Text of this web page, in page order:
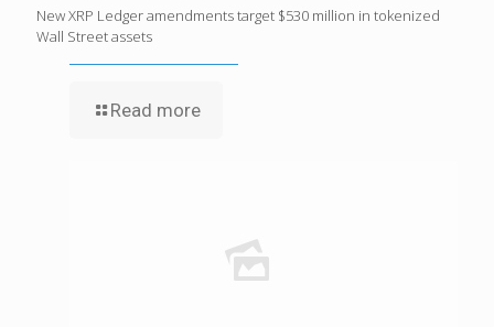
New XRP Ledger amendments target $530 million in tokenized
Wall Street assets
Read more